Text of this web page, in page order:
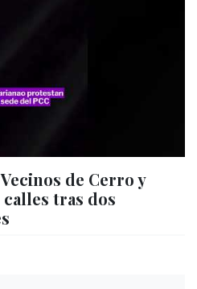
de Cerro y
tras dos